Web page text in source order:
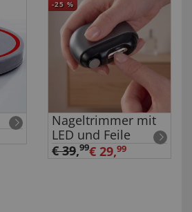
-25 %
Nageltrimmer mit
LED und Feile
€ 39,99€ 29,99